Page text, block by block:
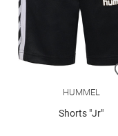
HUMMEL
Shorts "Jr"